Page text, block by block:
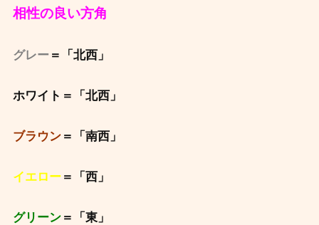
相性の良い方角
グレー ＝「北西」
ホワイト＝「北西」
ブラウン＝「南西」
イエロー＝「西」
グリーン＝「東」